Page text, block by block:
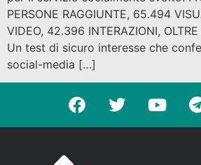
PERSONE RAGGIUNTE, 65.494
VIDEO, 42.396 INTERAZIONI,
Un test di sicuro interesse che
social-media […]